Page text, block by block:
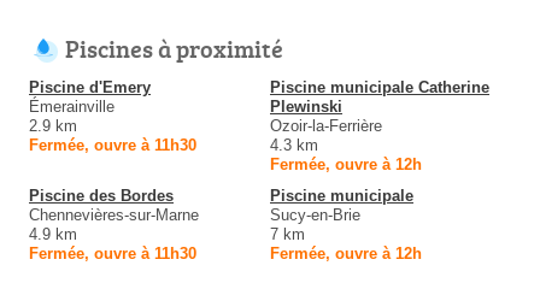
Piscines à proximité
Piscine d'Emery
Émerainville
2.9 km
Fermée, ouvre à 11h30
Piscine municipale Catherine
Plewinski
Ozoir-la-Ferrière
4.3 km
Fermée, ouvre à 12h
Piscine des Bordes
Chennevières-sur-Marne
4.9 km
Fermée, ouvre à 11h30
Piscine municipale
Sucy-en-Brie
7 km
Fermée, ouvre à 12h